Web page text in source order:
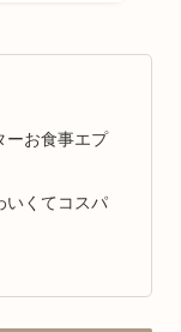
お食事エプ
いくてコスパ